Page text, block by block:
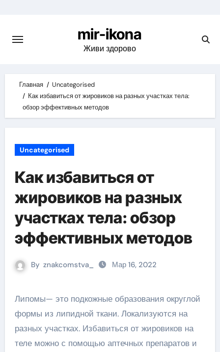
content
mir-ikona
Живи здорово
Главная
Uncategorised
Как избавиться от жировиков на разных участках тела:
обзор эффективных методов
Uncategorised
Как избавиться от
жировиков на разных
участках тела: обзор
эффективных методов
By znakcomstva_ Мар 16, 2022
Липомы— это подкожные образования округлой
формы из липидной ткани. Локализуются на
разных участках. Избавиться от жировиков на
теле можно с помощью аптечных препаратов и